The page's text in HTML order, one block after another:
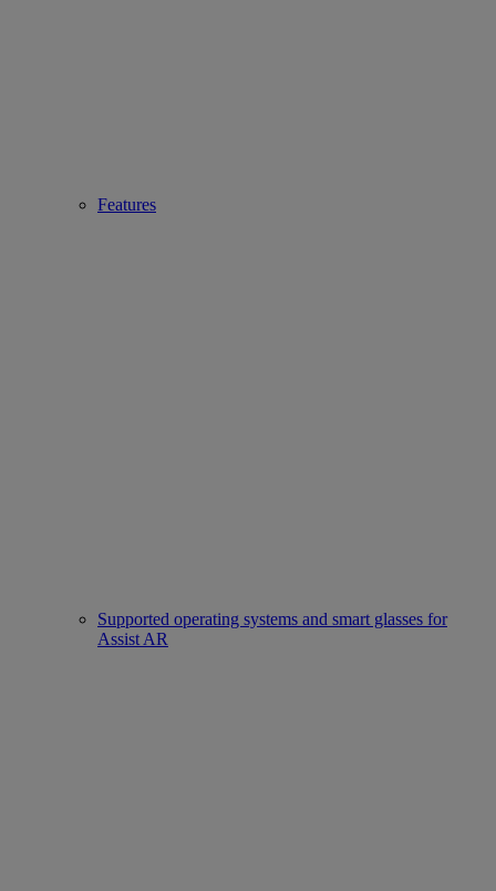
Features
Supported operating systems and smart glasses for
Assist AR